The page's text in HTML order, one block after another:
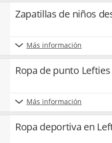
Zapatillas de niños
Más información
Ropa de punto
Más información
Ropa deportiva en